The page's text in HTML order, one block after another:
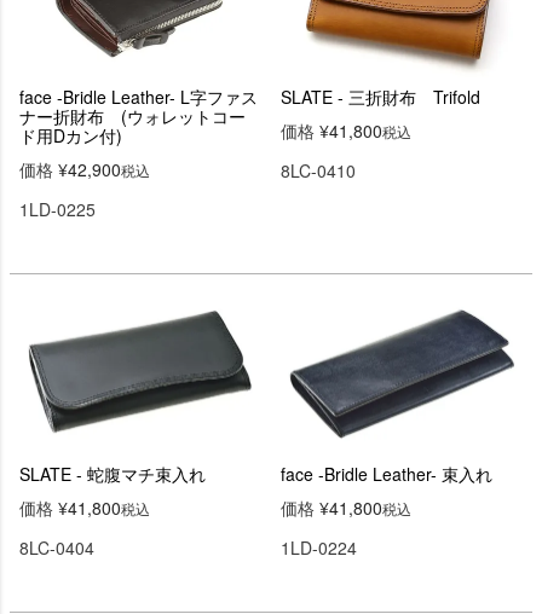
face -Bridle Leather- L字ファス
ナー折財布 (ウォレットコー
ド用Dカン付)
価格 ¥42,900税込
1LD-0225
SLATE - 三折財布 Trifold
価格 ¥41,800税込
8LC-0410
SLATE - 蛇腹マチ束入れ
価格 ¥41,800税込
8LC-0404
face -Bridle Leather- 束入れ
価格 ¥41,800税込
1LD-0224